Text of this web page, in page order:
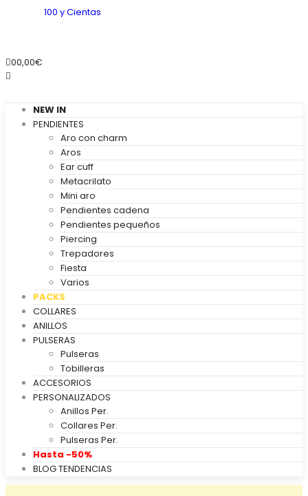
00,00€
NEW IN
PENDIENTES
Aro con charm
Aros
Ear cuff
Metacrilato
Mini aro
Pendientes cadena
Pendientes pequeños
Piercing
Trepadores
Fiesta
Varios
PACKS
COLLARES
ANILLOS
PULSERAS
Pulseras
Tobilleras
ACCESORIOS
PERSONALIZADOS
Anillos Per.
Collares Per.
Pulseras Per.
Hasta -50%
BLOG TENDENCIAS